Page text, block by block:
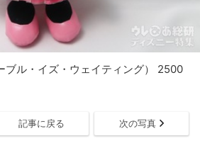
ブル・イズ・ウェイティング） 2500
記事に戻る 次の写真